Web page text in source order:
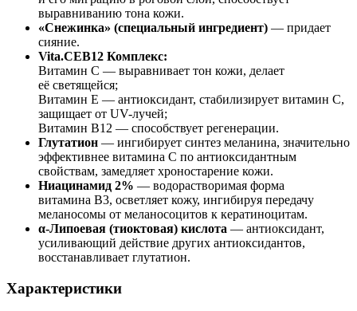
выравниванию тона кожи.
«Снежинка» (специальный ингредиент) — придает
сияние.
Vita.CEB12 Комплекс:
Витамин С — выравнивает тон кожи, делает
её светящейся;
Витамин Е — антиоксидант, стабилизирует витамин С,
защищает от UV-лучей;
Витамин В12 — способствует регенерации.
Глутатион — ингибирует синтез меланина, значительно
эффективнее витамина С по антиоксидантным
свойствам, замедляет хроностарение кожи.
Ниацинамид 2% — водорастворимая форма
витамина В3, осветляет кожу, ингибируя передачу
меланосомы от меланосоцитов к кератиноцитам.
α-Липоевая (тиоктовая) кислота — антиоксидант,
усиливающий действие других антиоксидантов,
восстанавливает глутатион.
Характеристики